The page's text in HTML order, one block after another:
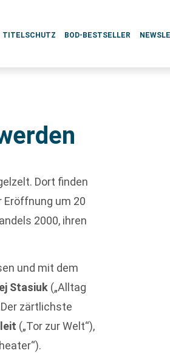
TITELSCHUTZ BOD-BESTSELLER
Dort finden
um 20
2000, ihren
und mit dem
Stasiuk („Alltag
zärtlichste
(„Tor zur Welt“),